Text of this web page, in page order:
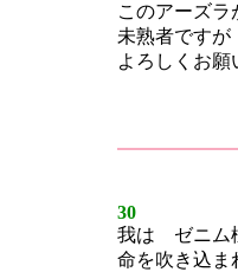
このアーズラ
未熟者です
よろしくお願
30
我は ゼニム
命を吹き込ま